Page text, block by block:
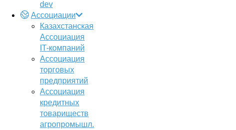
dev
Ассоциации
Казахстанская
Ассоциация
IT-компаний
Ассоциация
торговых
предприятий
Ассоциация
кредитных
товариществ
агропромышл.